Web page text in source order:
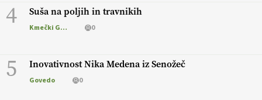
4 Suša na poljih in travnikih
Kmečki Glas 0
5 Inovativnost Nika Medena iz Senožeč
Govedo 0